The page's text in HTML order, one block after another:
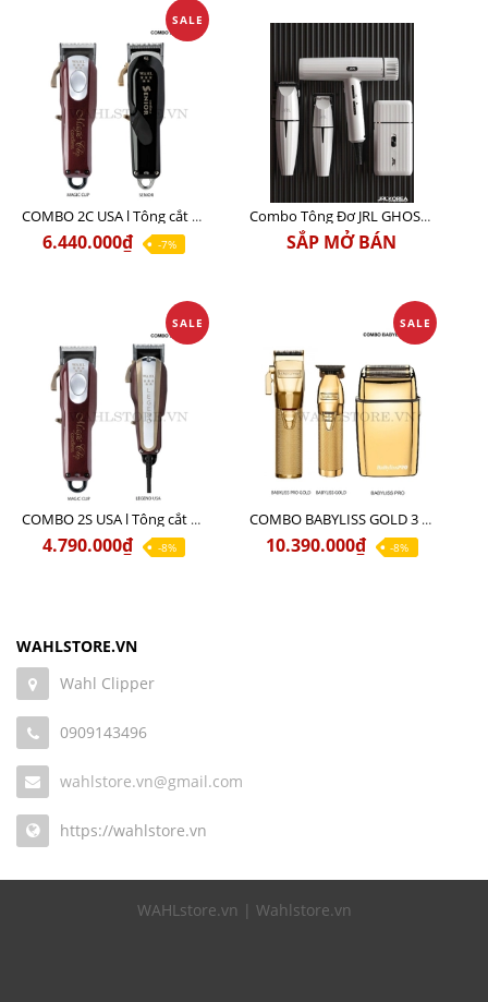
SALE
COMBO 2C USA l Tông cắt Senior + Tông cắt Magic clip
6.440.000₫ -7%
Combo Tông Đơ JRL GHOST 3 Limited Edition Chính Hãng USA
SẮP MỞ BÁN
SALE
COMBO 2S USA l Tông cắt LEGEND USA CÓ DÂY 220V + Tông pin MAGIC CLIP
4.790.000₫ -8%
SALE
COMBO BABYLISS GOLD 3 cao cấp chính hãng
10.390.000₫ -8%
WAHLSTORE.VN
Wahl Clipper
0909143496
wahlstore.vn@gmail.com
https://wahlstore.vn
WAHLstore.vn | Wahlstore.vn